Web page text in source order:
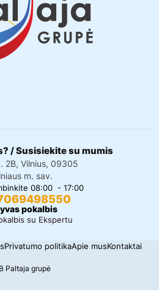
/ Susisiekite su mumis
2B, Vilnius, 09305
m. sav.
08:00 - 17:00
pokalbis
su Ekspertu
Paltaja grupė
Privatumo politikaApie musKontaktai